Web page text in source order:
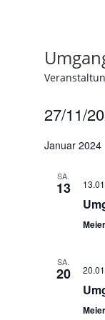
27/11/
wählen.
Januar 2024
SA.
13
SA.
20